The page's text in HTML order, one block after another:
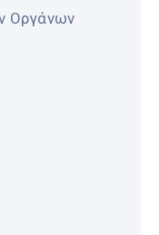
Οργάνων